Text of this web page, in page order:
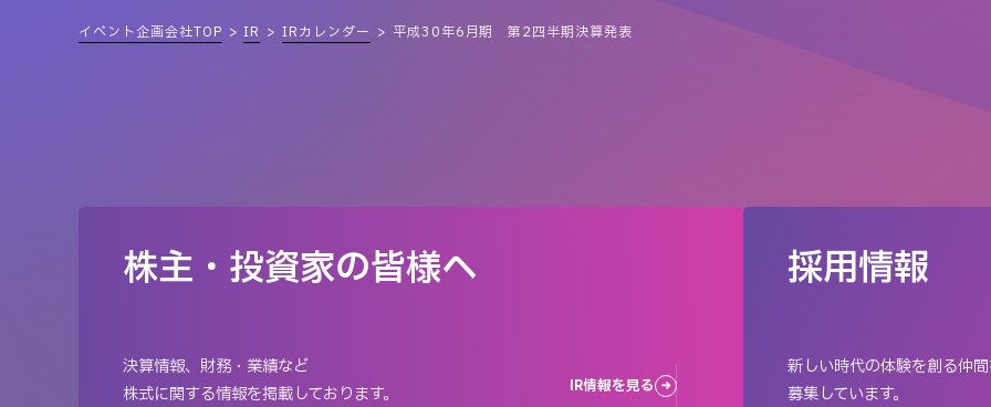
イベント企画会社TOP IR IRカレンダー 平成30年6月期 第2四半期決算発表
株主・投資家の皆様へ
決算情報、財務・業績など
株式に関する情報を掲載しております。
IR情報を見る
採用情報
新しい時代の体験を創る仲
募集しています。